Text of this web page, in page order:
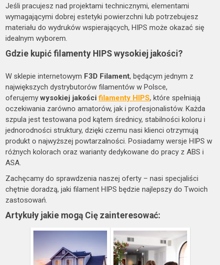
Jeśli pracujesz nad projektami technicznymi, elementami
wymagającymi dobrej estetyki powierzchni lub potrzebujesz
materiału do wydruków wspierających, HIPS może okazać się
idealnym wyborem.
Gdzie kupić filamenty HIPS wysokiej jakości?
W sklepie internetowym F3D Filament, będącym jednym z
największych dystrybutorów filamentów w Polsce,
oferujemywysokiej jakościfilamenty HIPS, które spełniają
oczekiwania zarówno amatorów, jak i profesjonalistów. Każda
szpula jest testowana pod kątem średnicy, stabilności koloru i
jednorodności struktury, dzięki czemu nasi klienci otrzymują
produkt o najwyższej powtarzalności. Posiadamy wersje HIPS w
różnych kolorach oraz warianty dedykowane do pracy z ABS i
ASA.
Zachęcamy do sprawdzenia naszej oferty – nasi specjaliści
chętnie doradzą, jaki filament HIPS będzie najlepszy do Twoich
zastosowań.
Artykuły jakie mogą Cię zainteresować: